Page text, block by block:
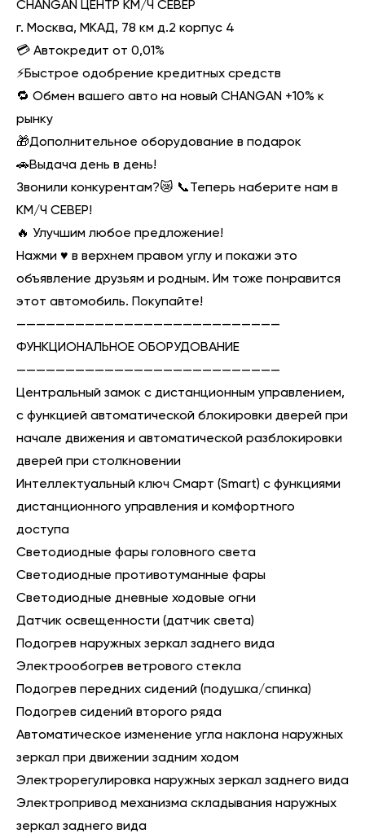
CHANGAN ЦЕНТР КМ/Ч СЕВЕР
г. Москва, МКАД, 78 км д.2 корпус 4
💳 Автокредит от 0,01%
⚡️Быстрое одобрение кредитных средств
🔁 Обмен вашего авто на новый CHANGAN +10% к
рынку
🎁Дополнительное оборудование в подарок
🚗Выдача день в день!
Звонили конкурентам?😿 📞Теперь наберите нам в
КМ/Ч СЕВЕР!
🔥 Улучшим любое предложение!
Нажми ♥️ в верхнем правом углу и покажи это
объявление друзьям и родным. Им тоже понравится
этот автомобиль. Покупайте!
———————————————————————————
ФУНКЦИОНАЛЬНОЕ ОБОРУДОВАНИЕ
———————————————————————————
Центральный замок с дистанционным управлением,
с функцией автоматической блокировки дверей при
начале движения и автоматической разблокировки
дверей при столкновении
Интеллектуальный ключ Смарт (Smart) с функциями
дистанционного управления и комфортного
доступа
Светодиодные фары головного света
Светодиодные противотуманные фары
Светодиодные дневные ходовые огни
Датчик освещенности (датчик света)
Подогрев наружных зеркал заднего вида
Электрообогрев ветрового стекла
Подогрев передних сидений (подушка/спинка)
Подогрев сидений второго ряда
Автоматическое изменение угла наклона наружных
зеркал при движении задним ходом
Электрорегулировка наружных зеркал заднего вида
Электропривод механизма складывания наружных
зеркал заднего вида